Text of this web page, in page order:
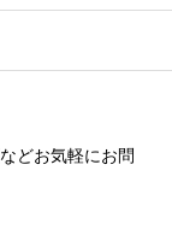
どお気軽にお問